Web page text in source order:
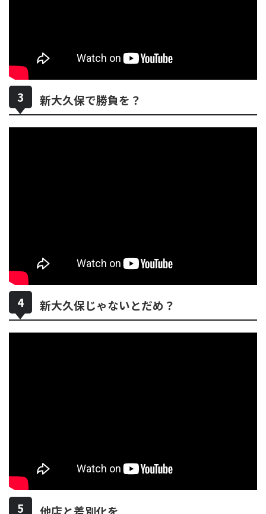
新大久保で勝負を？
新大久保じゃないとだめ？
他店と差別化を